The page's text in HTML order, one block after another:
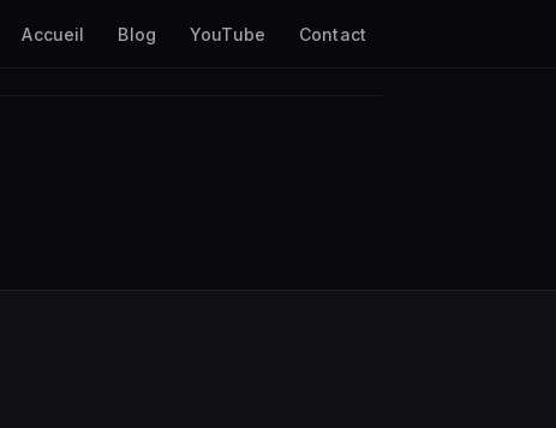
Accueil Blog YouTube Contact